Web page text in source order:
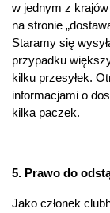
w jednym z
na stronie „
Staramy się
przypadku
kilku przesyłek.
informacjami o
kilka paczek.
5. Prawo do
Jako członek